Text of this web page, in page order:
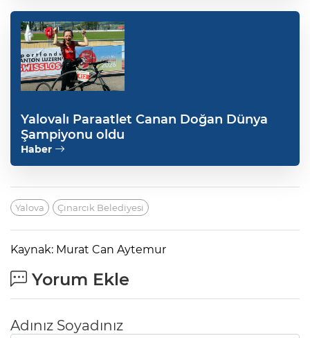
Yalovalı Paraatlet Canan Doğan Dünya
Şampiyonu oldu
Haber
Yalova Çınarcık Belediyesi
Kaynak: Murat Can Aytemur
Yorum Ekle
Adınız Soyadınız